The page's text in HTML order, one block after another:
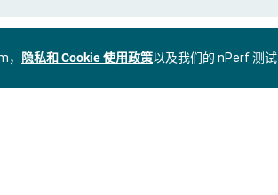
， 隐私和 Cookie 使用政策以及我们的 nPerf 测试